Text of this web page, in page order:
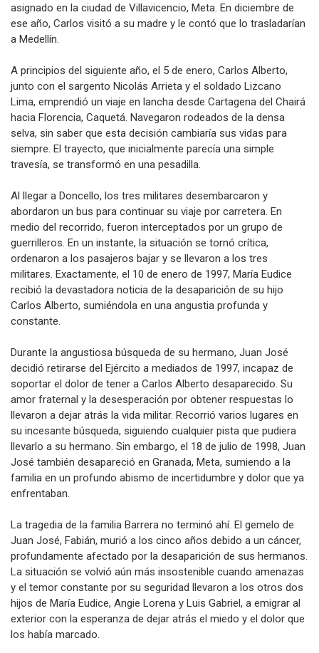
asignado en la ciudad de Villavicencio, Meta. En diciembre de
ese año, Carlos visitó a su madre y le contó que lo trasladarían
a Medellín.
A principios del siguiente año, el 5 de enero, Carlos Alberto,
junto con el sargento Nicolás Arrieta y el soldado Lizcano
Lima, emprendió un viaje en lancha desde Cartagena del Chairá
hacia Florencia, Caquetá. Navegaron rodeados de la densa
selva, sin saber que esta decisión cambiaría sus vidas para
siempre. El trayecto, que inicialmente parecía una simple
travesía, se transformó en una pesadilla.
Al llegar a Doncello, los tres militares desembarcaron y
abordaron un bus para continuar su viaje por carretera. En
medio del recorrido, fueron interceptados por un grupo de
guerrilleros. En un instante, la situación se tornó crítica,
ordenaron a los pasajeros bajar y se llevaron a los tres
militares. Exactamente, el 10 de enero de 1997, María Eudice
recibió la devastadora noticia de la desaparición de su hijo
Carlos Alberto, sumiéndola en una angustia profunda y
constante.
Durante la angustiosa búsqueda de su hermano, Juan José
decidió retirarse del Ejército a mediados de 1997, incapaz de
soportar el dolor de tener a Carlos Alberto desaparecido. Su
amor fraternal y la desesperación por obtener respuestas lo
llevaron a dejar atrás la vida militar. Recorrió varios lugares en
su incesante búsqueda, siguiendo cualquier pista que pudiera
llevarlo a su hermano. Sin embargo, el 18 de julio de 1998, Juan
José también desapareció en Granada, Meta, sumiendo a la
familia en un profundo abismo de incertidumbre y dolor que ya
enfrentaban.
La tragedia de la familia Barrera no terminó ahí. El gemelo de
Juan José, Fabián, murió a los cinco años debido a un cáncer,
profundamente afectado por la desaparición de sus hermanos.
La situación se volvió aún más insostenible cuando amenazas
y el temor constante por su seguridad llevaron a los otros dos
hijos de María Eudice, Angie Lorena y Luis Gabriel, a emigrar al
exterior con la esperanza de dejar atrás el miedo y el dolor que
los había marcado.